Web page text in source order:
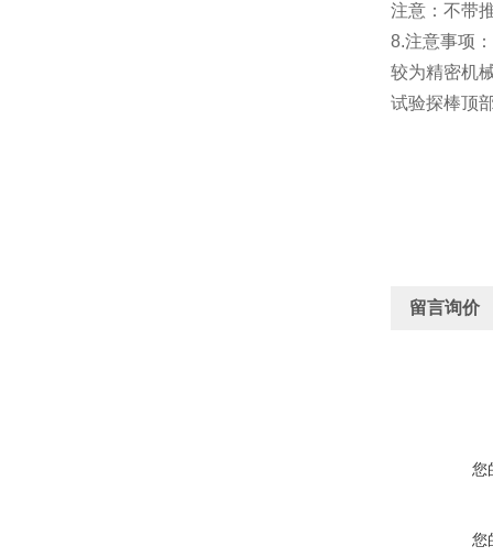
注意：不带
8.注意事项
较为精密机
试验探棒顶
留言询价
您
您